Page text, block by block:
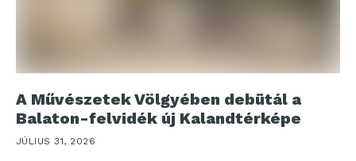
A Művészetek Völgyében debütál a
Balaton-felvidék új Kalandtérképe
JÚLIUS 31, 2026